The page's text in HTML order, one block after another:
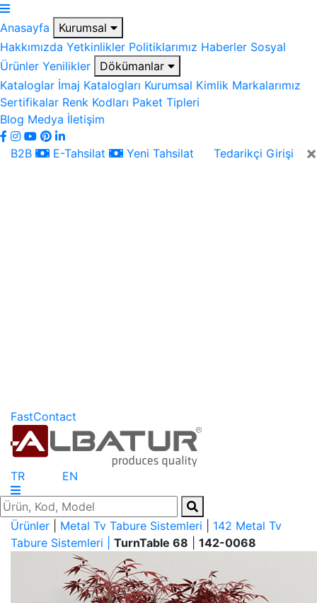
Anasayfa
Kurumsal
Hakkımızda Yetkinlikler Politiklarımız Haberler Sosyal
Ürünler Yenilikler
Dökümanlar
Kataloglar İmaj Katalogları Kurumsal Kimlik Markalarımız
Sertifikalar Renk Kodları Paket Tipleri
Blog Medya İletişim
×
B2B E-Tahsilat Yeni Tahsilat Tedarikçi Girişi
FastContact
TR EN
Ürünler Metal Tv Tabure Sistemleri
142 Metal Tv
Tabure Sistemleri |
TurnTable 68 142-0068